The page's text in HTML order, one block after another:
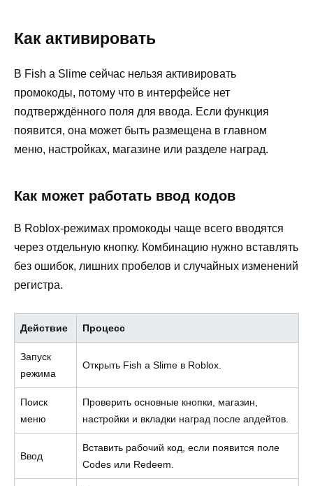
Как активировать
В Fish a Slime сейчас нельзя активировать
промокоды, потому что в интерфейсе нет
подтверждённого поля для ввода. Если функция
появится, она может быть размещена в главном
меню, настройках, магазине или разделе наград.
Как может работать ввод кодов
В Roblox-режимах промокоды чаще всего вводятся
через отдельную кнопку. Комбинацию нужно вставлять
без ошибок, лишних пробелов и случайных изменений
регистра.
Действие Процесс
Запуск
режима
Открыть Fish a Slime в Roblox.
Поиск
меню
Проверить основные кнопки, магазин,
настройки и вкладки наград после апдейтов.
Ввод
Вставить рабочий код, если появится поле
Codes или Redeem.